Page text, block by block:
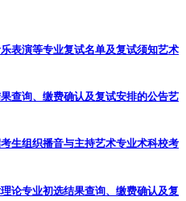
表演等专业复试名单及复试须知艺术
查询、缴费确认及复试安排的公告艺
生组织播音与主持艺术专业术科校考
论专业初选结果查询、缴费确认及复